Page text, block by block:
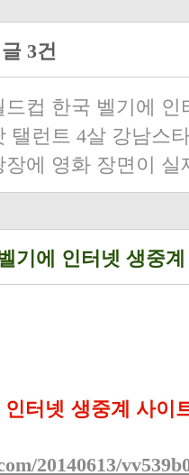
3건
드컵 한국 벨기에 인
탤런트 4살 강남스
장에 영화 장면이 실
기에 인터넷 생중
터넷 생중계 사이
20140613/